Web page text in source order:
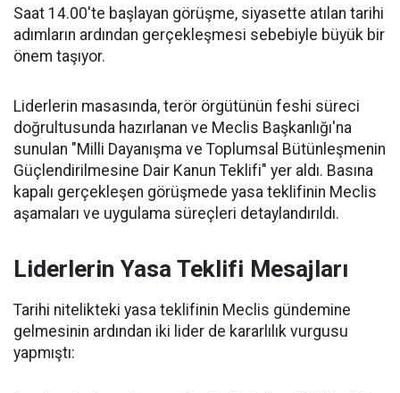
Saat 14.00'te başlayan görüşme, siyasette atılan tarihi
adımların ardından gerçekleşmesi sebebiyle büyük bir
önem taşıyor.
Liderlerin masasında, terör örgütünün feshi süreci
doğrultusunda hazırlanan ve Meclis Başkanlığı'na
sunulan "Milli Dayanışma ve Toplumsal Bütünleşmenin
Güçlendirilmesine Dair Kanun Teklifi" yer aldı. Basına
kapalı gerçekleşen görüşmede yasa teklifinin Meclis
aşamaları ve uygulama süreçleri detaylandırıldı.
Liderlerin Yasa Teklifi Mesajları
Tarihi nitelikteki yasa teklifinin Meclis gündemine
gelmesinin ardından iki lider de kararlılık vurgusu
yapmıştı: